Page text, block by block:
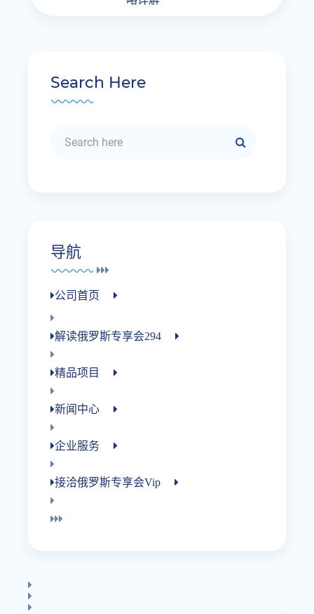
Search Here
导航
公司首页
解读俄罗斯专享会294
精品项目
新闻中心
企业服务
接洽俄罗斯专享会vip